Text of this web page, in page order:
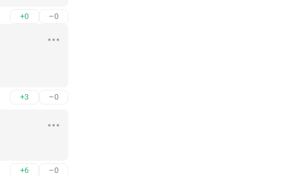
+0 –0
+3 –0
+6 –0